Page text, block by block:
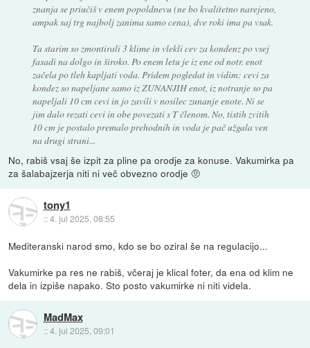
znanja se priučiš v enem popoldnevu (ne bo kvalitetno narejeno,
ampak saj trg najbolj zanima samo cena), dve roki ima pa vsak.
Ta starim so zmontirali 3 klime in vlekli cev za kondenz po vsej
fasadi na dolgo in široko. Po enem letu je iz ene od notr. enot
začela po tleh kapljati voda. Pridem pogledat in vidim: cevi za
kondez so napeljane samo iz ZUNANJIH enot, iz notranje so pa
napeljali 10 cm cevi in jo zavili v nosilec zunanje enote. Ni se
jim dalo rezati cevi in obe povezati s T členom. No, tistih zvitih
10 cm je postalo premalo prehodnih in voda je pač užgala ven
na drugi strani...
No, rabiš vsaj še izpit za pline pa orodje za konuse. Vakumirka pa
za šalabajzerja niti ni več obvezno orodje 🤨
tony1
::4. jul 2025, 08:55
Mediteranski narod smo, kdo se bo oziral še na regulacijo...
Vakumirke pa res ne rabiš, včeraj je klical foter, da ena od klim ne
dela in izpiše napako. Sto posto vakumirke ni niti videla.
MadMax
::4. jul 2025, 09:01